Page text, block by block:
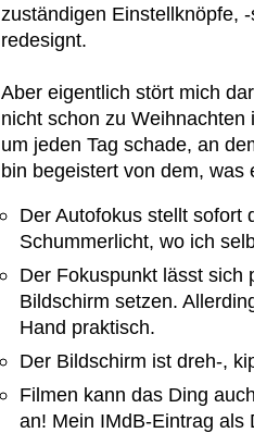
zuständigen Einstellknöpfe,
redesignt.
Aber eigentlich stört mich
nicht schon zu
um jeden Tag schade, an
bin begeistert von dem, was
Der Autofokus stellt sofort
Schummerlicht, wo ich
Der Fokuspunkt lässt sich
Bildschirm setzen.
Hand praktisch.
Der Bildschirm ist dreh-,
Filmen kann das Ding
an! Mein IMdB-Eintrag als